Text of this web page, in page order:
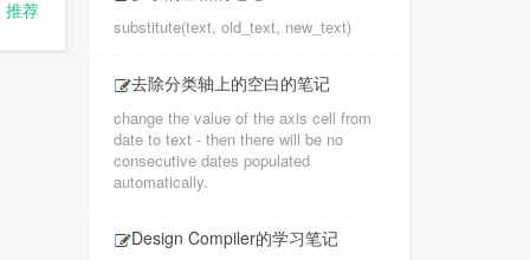
推荐
substitute(text, old_text, new_text)
去除分类轴上的空白的笔记
change the value of the axis cell from
date to text - then there will be no
consecutive dates populated
automatically.
Design Compiler的学习笔记